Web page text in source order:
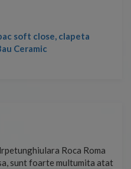
soft close, clapeta
Ceramic
Roca Roma
sunt foarte multumita atat